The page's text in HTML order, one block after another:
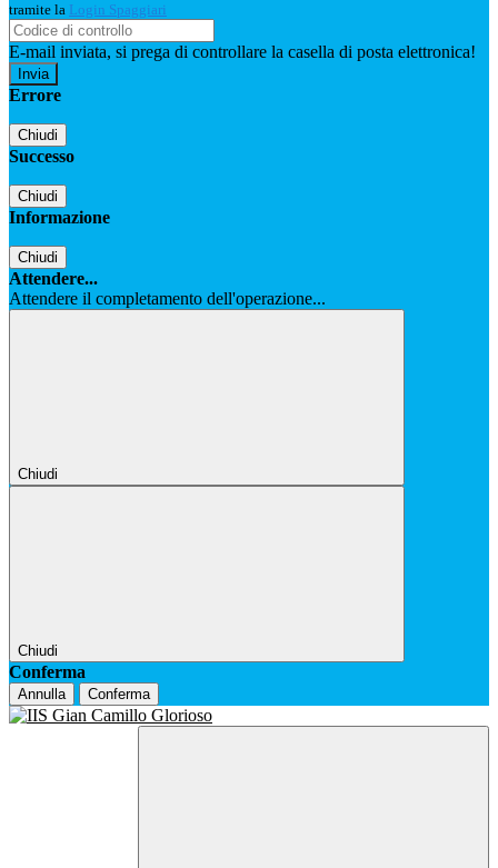
tramite la Login Spaggiari
E-mail inviata, si prega di controllare la casella di posta elettronica!
Errore
Chiudi
Successo
Chiudi
Informazione
Chiudi
Attendere...
Attendere il completamento dell'operazione...
Chiudi
Chiudi
Conferma
Annulla Conferma